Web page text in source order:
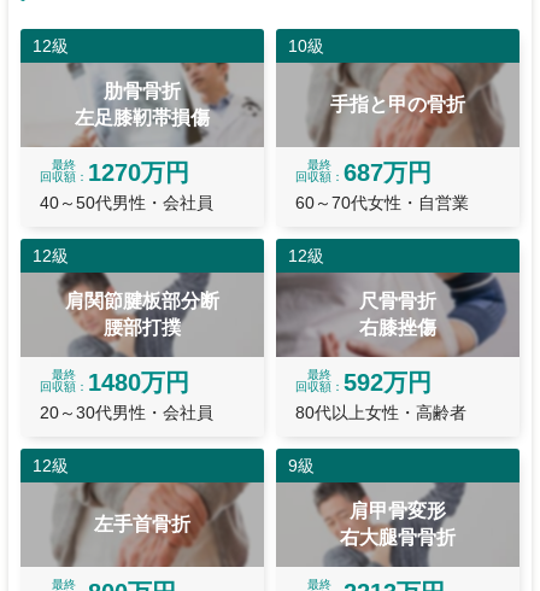
12級
肋骨骨折
左足膝靭帯損傷
最終
回収額
1270万円
40～50代男性・会社員
10級
手指と甲の骨折
最終
回収額
687万円
60～70代女性・自営業
12級
肩関節腱板部分断
腰部打撲
最終
回収額
1480万円
20～30代男性・会社員
12級
尺骨骨折
右膝挫傷
最終
回収額
592万円
80代以上女性・高齢者
12級
左手首骨折
最終
9級
肩甲骨変形
右大腿骨骨折
最終